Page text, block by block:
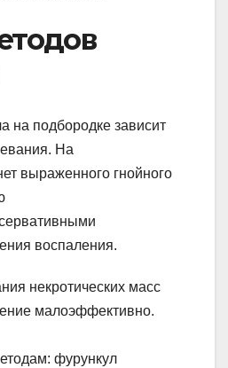
на подбородке зависит
На
выраженного гнойного
воспаления.
некротических масс
малоэффективно.
фурункул